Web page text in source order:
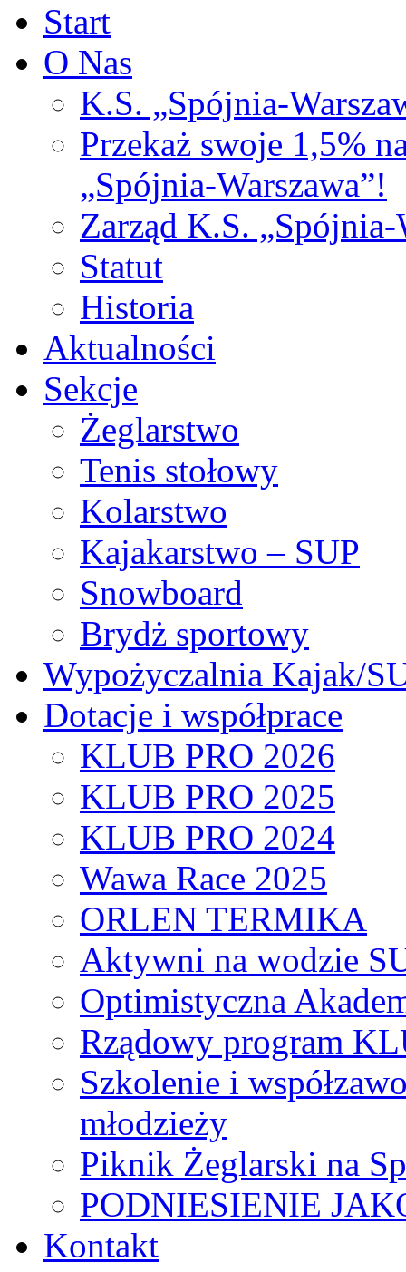
Start
O Nas
K.S. „Spójnia-
Przekaż swoje 1,5%
„Spójnia-Warszawa”!
Zarząd K.S. „Spójnia-
Statut
Historia
Aktualności
Sekcje
Żeglarstwo
Tenis stołowy
Kolarstwo
Kajakarstwo – SUP
Snowboard
Brydż sportowy
Wypożyczalnia Kajak/
Dotacje i współprace
KLUB PRO 2026
KLUB PRO 2025
KLUB PRO 2024
Wawa Race 2025
ORLEN TERMIKA
Aktywni na wodzie
Optimistyczna
Rządowy program
Szkolenie i
młodzieży
Piknik Żeglarski na
PODNIESIENIE
Kontakt